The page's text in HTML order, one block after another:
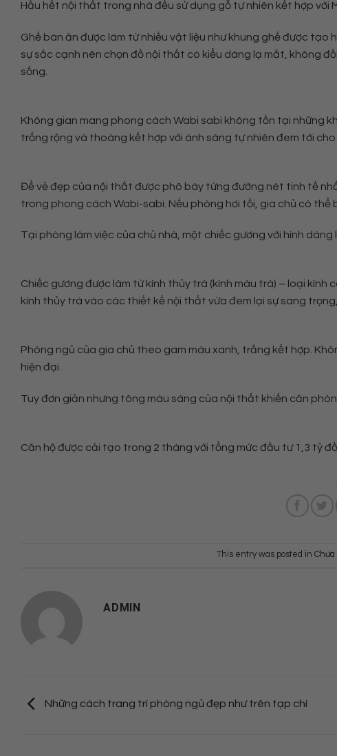
Hầu hết nội thất trong nhà đều sử dụng gỗ tự nhiên kết hợp với
Ghế bàn ăn được làm từ nhiều vật liệu như khung ghế được tạo
sự sắc cạnh nên chọn đồ nội thất có kiểu dáng lạ mắt, không
sống.
Không gian mang phong cách Wabi sabi không tồn tại những
trống rộng và thoáng kết hợp với ánh sáng tự nhiên đem tới
Để vẻ đẹp của nội thất được phô bày từng đường nét tinh tế
trong phong cách Wabi-sabi. Nếu phòng hơi tối, gia chủ có thể
Tại phòng làm việc của chủ nhà, một chiếc gương với hình
Chiếc gương được làm từ kính thủy trà (kính màu trà) – loại
kính thủy trà vào các thiết kế nội thất vừa đem lại sự sang
Phòng ngủ của gia chủ theo gam màu xanh, trắng kết hợp.
hiện đại.
Tuy đơn giản nhưng tông màu sáng của nội thất khiến căn
Căn hộ được cải tạo trong 2 tháng với tổng mức đầu tư 1,3 tỷ
This entry was posted in Chưa
ADMIN
Những cách trang trí phòng ngủ đẹp như trên tạp chí